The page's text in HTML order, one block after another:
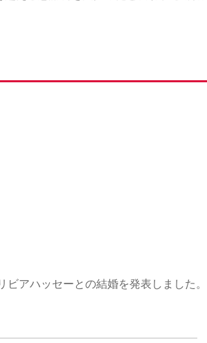
アハッセーとの結婚を発表しました。